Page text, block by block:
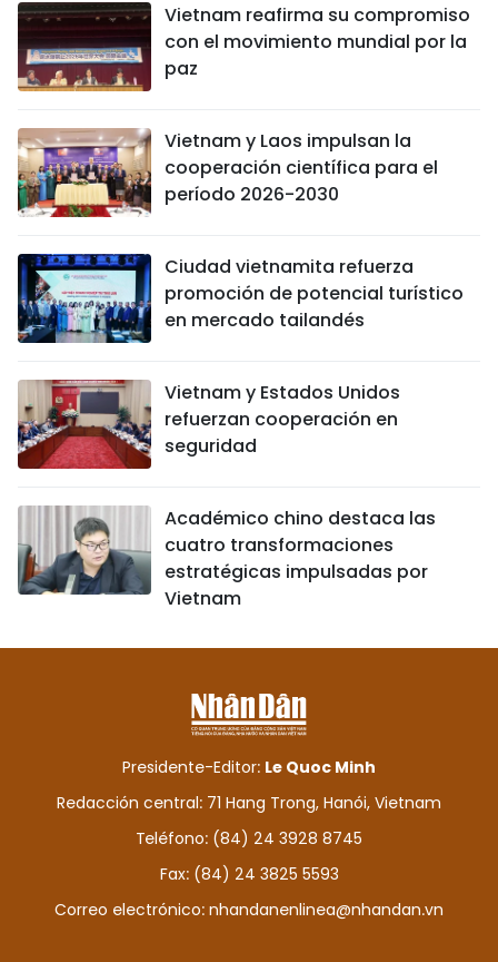
Vietnam reafirma su compromiso
con el movimiento mundial por la
paz
Vietnam y Laos impulsan la
cooperación científica para el
período 2026-2030
Ciudad vietnamita refuerza
promoción de potencial turístico
en mercado tailandés
Vietnam y Estados Unidos
refuerzan cooperación en
seguridad
Académico chino destaca las
cuatro transformaciones
estratégicas impulsadas por
Vietnam
Presidente-Editor: Le Quoc Minh
Redacción central: 71 Hang Trong, Hanói, Vietnam
Teléfono: (84) 24 3928 8745
Fax: (84) 24 3825 5593
Correo electrónico: nhandanenlinea@nhandan.vn